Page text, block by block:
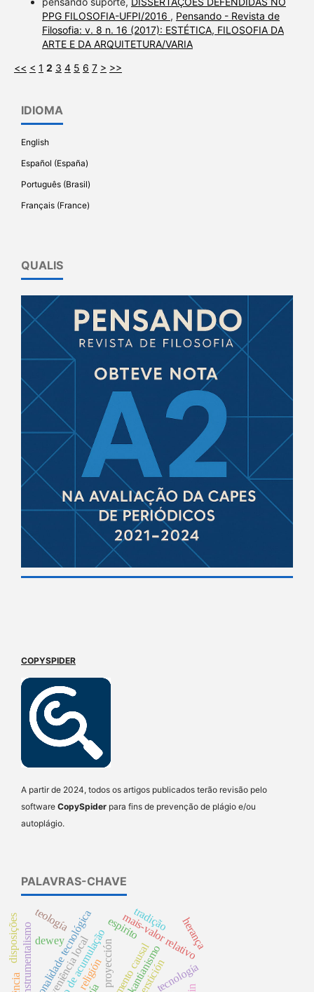
PPG FILOSOFIA-UFPI/2016 , Pensando - Revista de
Filosofia: v. 8 n. 16 (2017): ESTÉTICA, FILOSOFIA DA
ARTE E DA ARQUITETURA/VARIA
<< < 1 2 3 4 5 6 7 > >>
IDIOMA
English
Español (España)
Português (Brasil)
Français (France)
QUALIS
COPYSPIDER
A partir de 2024, todos os artigos publicados terão revisão pelo
software CopySpider para fins de prevenção de plágio e/ou
autoplágio.
PALAVRAS-CHAVE
argumento causal
proyección
mais-valor relativo
religión
racionalidade tecnológica tecnología
instrumentalismo dewey
teología espirito
neokantianismo
herança
tradição
disposições